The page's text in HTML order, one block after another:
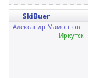
SkiBuer
Александр Мамонтов
Иркутск